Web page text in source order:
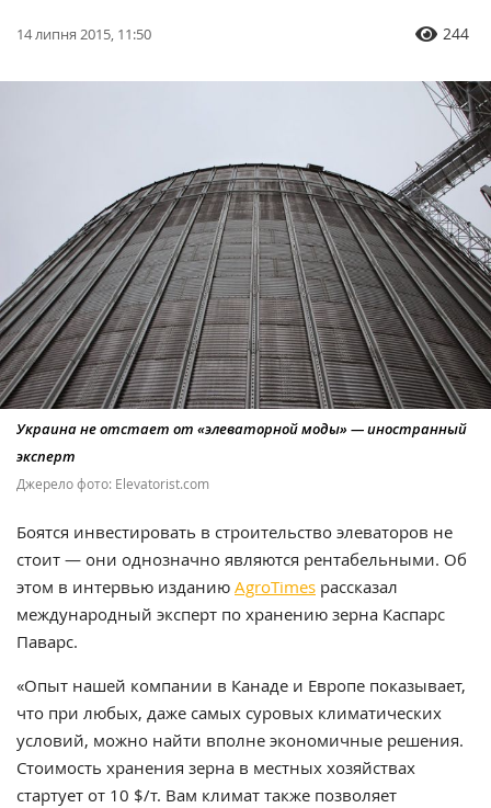
14 липня 2015, 11:50 244
Украина не отстает от «элеваторной моды» — иностранный
эксперт
Джерело фото: Еlevatorist.com
Боятся инвестировать в строительство элеваторов не
стоит — они однозначно являются рентабельными. Об
этом в интервью изданию AgroTimes рассказал
международный эксперт по хранению зерна Каспарс
Паварс.
«Опыт нашей компании в Канаде и Европе показывает,
что при любых, даже самых суровых климатических
условий, можно найти вполне экономичные решения.
Стоимость хранения зерна в местных хозяйствах
стартует от 10 $/т. Вам климат также позволяет